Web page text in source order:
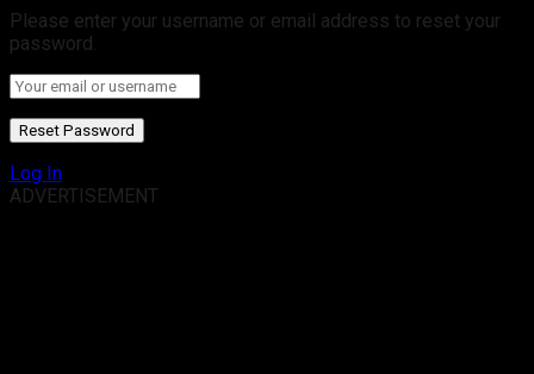
Please enter your username or email address to reset your
password.
Log In
ADVERTISEMENT